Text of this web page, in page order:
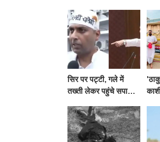
सिर पर पट्टी, गले में
तख्ती लेकर पहुंचे सपा
विधानसभा से पूरे मानसून
सत्र के लिए किया गया
निलंबित
ने